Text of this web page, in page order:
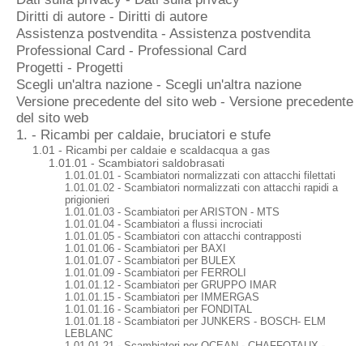
Diritti di autore - Diritti di autore
Assistenza postvendita - Assistenza postvendita
Professional Card - Professional Card
Progetti - Progetti
Scegli un'altra nazione - Scegli un'altra nazione
Versione precedente del sito web - Versione precedente
del sito web
1. - Ricambi per caldaie, bruciatori e stufe
1.01 - Ricambi per caldaie e scaldacqua a gas
1.01.01 - Scambiatori saldobrasati
1.01.01.01 - Scambiatori normalizzati con attacchi filettati
1.01.01.02 - Scambiatori normalizzati con attacchi rapidi a
prigionieri
1.01.01.03 - Scambiatori per ARISTON - MTS
1.01.01.04 - Scambiatori a flussi incrociati
1.01.01.05 - Scambiatori con attacchi contrapposti
1.01.01.06 - Scambiatori per BAXI
1.01.01.07 - Scambiatori per BULEX
1.01.01.09 - Scambiatori per FERROLI
1.01.01.12 - Scambiatori per GRUPPO IMAR
1.01.01.15 - Scambiatori per IMMERGAS
1.01.01.16 - Scambiatori per FONDITAL
1.01.01.18 - Scambiatori per JUNKERS - BOSCH- ELM
LEBLANC